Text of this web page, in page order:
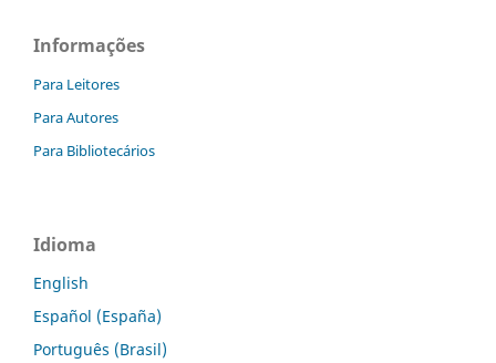
Informações
Para Leitores
Para Autores
Para Bibliotecários
Idioma
English
Español (España)
Português (Brasil)